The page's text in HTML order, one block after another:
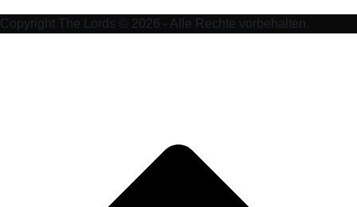
Copyright The Lords © 2026 - Alle Rechte vorbehalten.